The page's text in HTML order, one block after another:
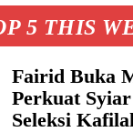
5 THIS
Fairid Buka
Perkuat
Seleksi